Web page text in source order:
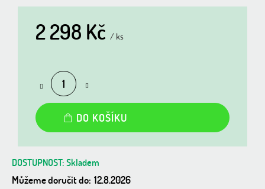
2 298 Kč / ks
DO KOŠÍKU
Skladem
Můžeme doručit do: 12.8.2026